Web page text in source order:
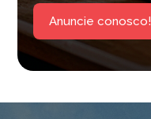
Anuncie conosco!